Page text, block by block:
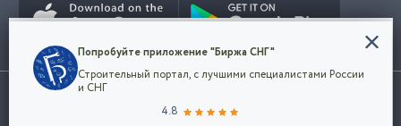
Использование сайта, в том числе подача объявлений, означает
марки представленные на сайте являются собственностью их
Конфиденциальность
Мы используем файлы cookie, чтобы сделать
наш сайт удобным для каждого
Попробуйте приложение "Биржа СНГ"
Строительный портал, с лучшими специалистами России
и СНГ
4.8